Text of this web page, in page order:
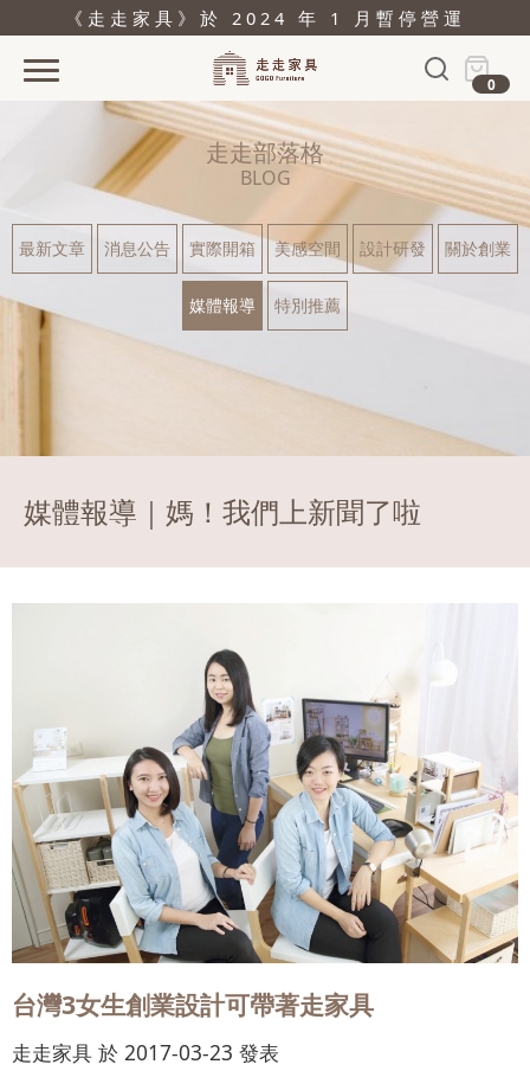
《走走家具》於 2024 年 1 月暫停營運
0
產品
關於
據點
結帳
會員登入
走走部落格
BLOG
最新文章 消息公告 實際開箱 美感空間 設計研發 關於創業
媒體報導 特別推薦
媒體報導｜媽！我們上新聞了啦
台灣3女生創業設計可帶著走家具
走走家具 於 2017-03-23 發表